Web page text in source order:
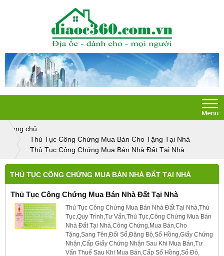
Trang chủ
Thủ Tục Công Chứng Mua Bán Cho Tặng Tại Nhà
Thủ Tục Công Chứng Mua Bán Nhà Đất Tại Nhà
THỦ TỤC CÔNG CHỨNG MUA BÁN NHÀ ĐẤT TẠI NHÀ
Thủ Tục Công Chứng Mua Bán Nhà Đất Tại Nhà
Thủ Tục Công Chứng Mua Bán Nhà Đất Tại Nhà,Thủ
Tục,Quy Trình,Tư Vấn,Thủ Tục,Công Chứng Mua Bán
Nhà Đất Tại Nhà,Công Chứng,Mua Bán,Cho
Tặng,Sang Tên,Đổi Sổ,Đăng Bộ,Sổ Hồng,Giấy Chứng
Nhận,Cấp Giấy Chứng Nhận Sau Khi Mua Bán,Tư
Vấn Thuế Sau Khi Mua Bán,Cấp Sổ Hồng,Sổ Đỏ,